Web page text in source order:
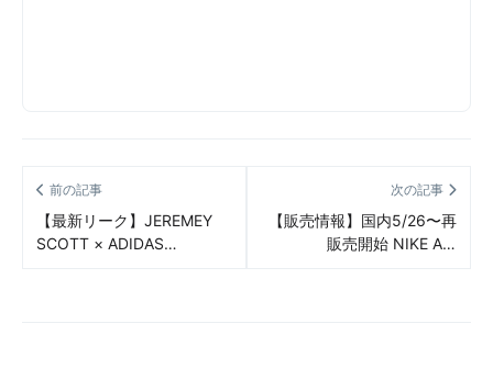
前の記事
【最新リーク】JEREMEY
SCOTT × ADIDAS
次の記事
【販売情報】国内5/26〜再
販売開始 NIKE AIR